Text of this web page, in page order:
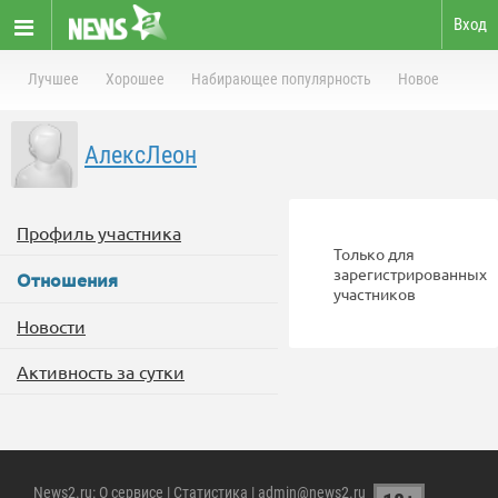
Вход
Лучшее Хорошее Набирающее популярность Новое
АлексЛеон
Профиль участника
Отношения
Новости
Активность за сутки
Только для
зарегистрированных
участников
News2.ru: О сервисе | Статистика | admin@news2.ru